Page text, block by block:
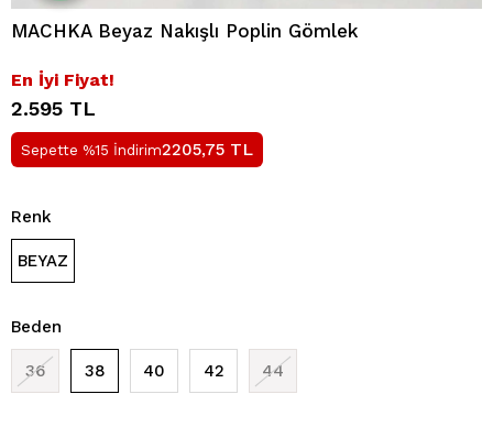
MACHKA Beyaz Nakışlı Poplin Gömlek
En İyi Fiyat!
2.595 TL
Sepette %15 İndirim2205,75 TL
Renk
BEYAZ
Beden
36 38 40 42 44